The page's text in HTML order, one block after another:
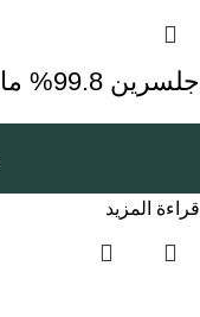
جلسرين 99.8% ماليزي طبي
قراءة المزيد